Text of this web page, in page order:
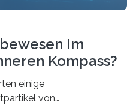
Im
Kompass?
einige
von